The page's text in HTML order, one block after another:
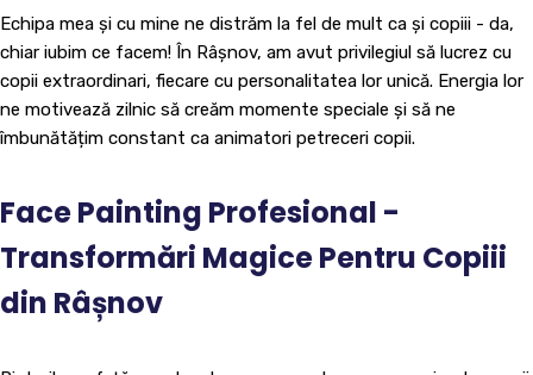
Echipa mea și cu mine ne distrăm la fel de mult ca și copiii - da,
chiar iubim ce facem! În Râșnov, am avut privilegiul să lucrez cu
copii extraordinari, fiecare cu personalitatea lor unică. Energia lor
ne motivează zilnic să creăm momente speciale și să ne
îmbunătățim constant ca animatori petreceri copii.
Face Painting Profesional -
Transformări Magice Pentru Copiii
din Râșnov